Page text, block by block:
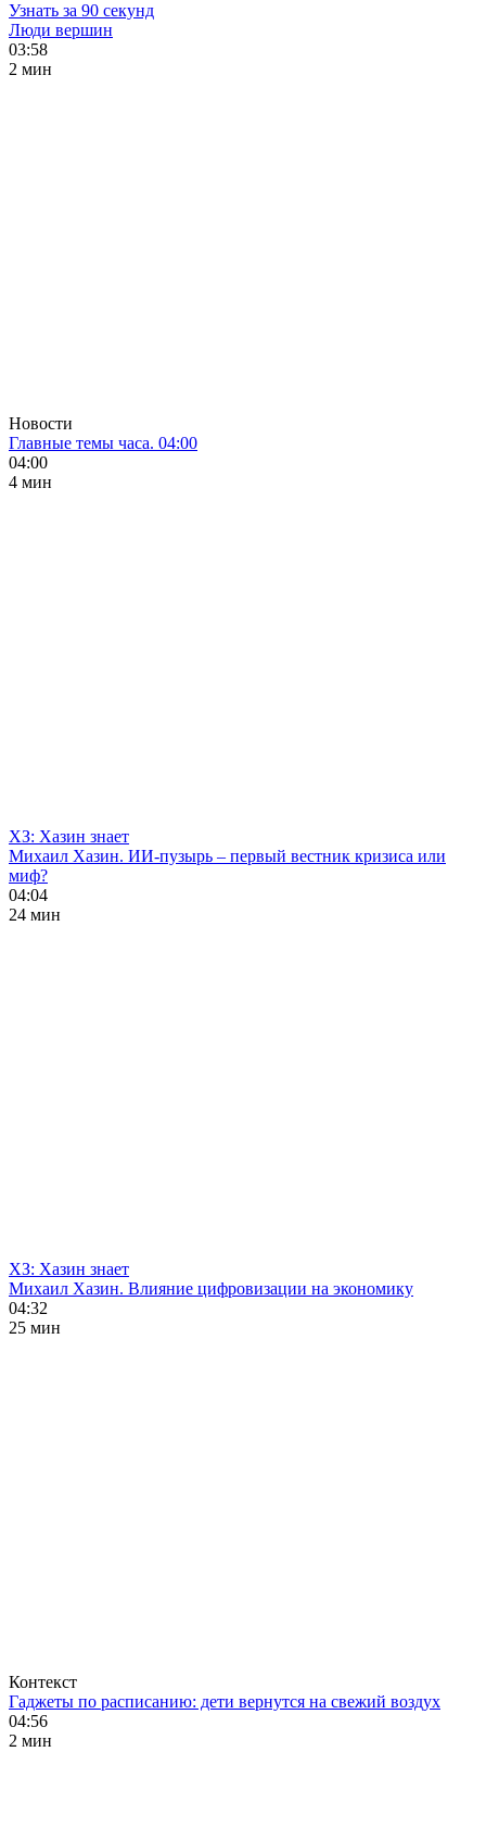
Узнать за 90 секунд
Люди вершин
03:58
2 мин
Новости
Главные темы часа. 04:00
04:00
4 мин
ХЗ: Хазин знает
Михаил Хазин. ИИ-пузырь – первый вестник кризиса или
миф?
04:04
24 мин
ХЗ: Хазин знает
Михаил Хазин. Влияние цифровизации на экономику
04:32
25 мин
Контекст
Гаджеты по расписанию: дети вернутся на свежий воздух
04:56
2 мин